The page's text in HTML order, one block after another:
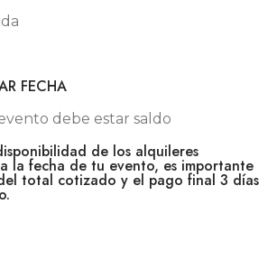
FECHA
debe estar saldo
de los alquileres
la fecha de tu evento, es importante
total cotizado y el pago final 3 días